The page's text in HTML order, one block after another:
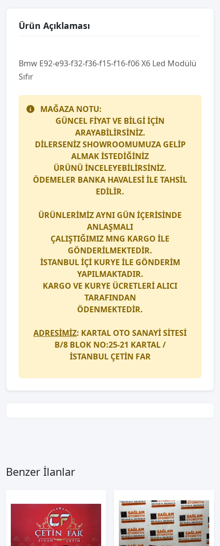
Ürün Açıklaması
Bmw E92-e93-f32-f36-f15-f16-f06 X6 Led Modülü
Sıfır
MAĞAZA NOTU:
GÜNCEL FİYAT VE BİLGİ İÇİN
ARAYABİLİRSİNİZ.
DİLERSENİZ SHOWROOMUMUZA GELİP
ALMAK İSTEDİĞİNİZ
ÜRÜNÜ İNCELEYEBİLİRSİNİZ.
ÖDEMELER BANKA HAVALESİ İLE TAHSİL
EDİLİR.
ÜRÜNLERİMİZ AYNI GÜN İÇERİSİNDE
ANLAŞMALI
ÇALIŞTIĞIMIZ MNG KARGO İLE
GÖNDERİLMEKTEDİR.
İSTANBUL İÇİ KURYE İLE GÖNDERİM
YAPILMAKTADIR.
KARGO VE KURYE ÜCRETLERİ ALICI
TARAFINDAN
ÖDENMEKTEDİR.
ADRESİMİZ: KARTAL OTO SANAYİ SİTESİ
B/8 BLOK NO:25-21 KARTAL /
İSTANBUL ÇETİN FAR
Benzer İlanlar